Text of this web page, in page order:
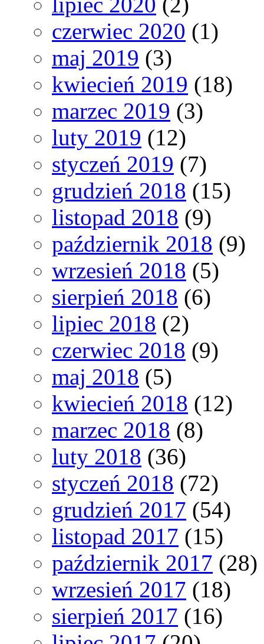
czerwiec 2020 (1)
maj 2019 (3)
kwiecień 2019 (18)
marzec 2019 (3)
luty 2019 (12)
styczeń 2019 (7)
grudzień 2018 (15)
listopad 2018 (9)
październik 2018 (9)
wrzesień 2018 (5)
sierpień 2018 (6)
lipiec 2018 (2)
czerwiec 2018 (9)
maj 2018 (5)
kwiecień 2018 (12)
marzec 2018 (8)
luty 2018 (36)
styczeń 2018 (72)
grudzień 2017 (54)
listopad 2017 (15)
październik 2017 (28)
wrzesień 2017 (18)
sierpień 2017 (16)